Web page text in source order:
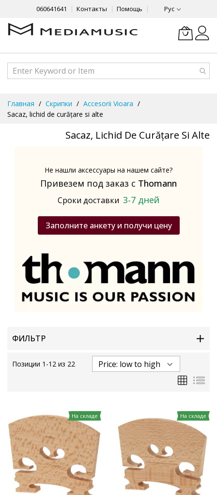
060641641 Контакты Помощь Рус
Content
Главная Скрипки
Accesorii Vioara
Sacaz, lichid de curățare si alte
Sacaz, Lichid De Curățare Si Alte
Не нашли аксессуары на нашем сайте?
Привезем под заказ с Thomann
Сроки доставки 3-7 дней
Заполните анкету и получи цену
ФИЛЬТР
Позиции 1 -12 из 22
Сетка
На складе На складе